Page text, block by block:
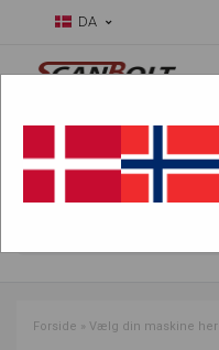
DA
Forside » Vælg din maskine her